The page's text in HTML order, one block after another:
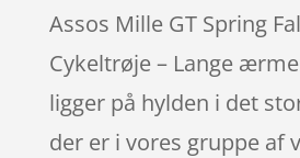
Assos Mille GT Spring
Cykeltrøje – Lange
ligger på hylden i det
der er i vores gruppe af